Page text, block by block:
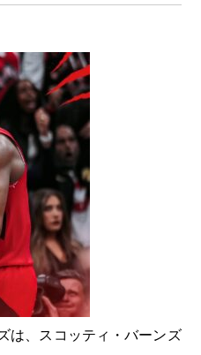
は、スコッティ・バーンズ